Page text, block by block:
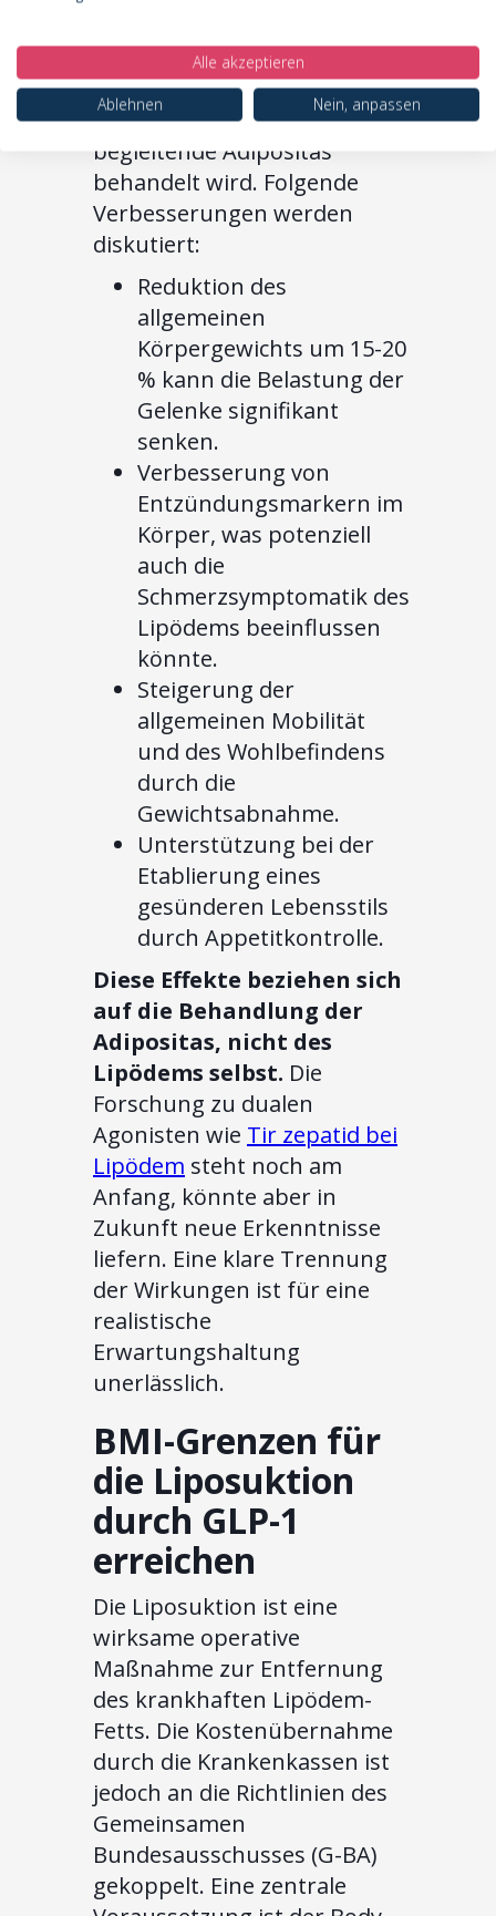
Beobachtungen deuten
jedoch auf indirekte positive
Effekte hin, wenn eine
begleitende Adipositas
behandelt wird. Folgende
Verbesserungen werden
diskutiert:
Reduktion des
allgemeinen
Körpergewichts um 15-20
% kann die Belastung der
Gelenke signifikant
senken.
Verbesserung von
Entzündungsmarkern im
Körper, was potenziell
auch die
Schmerzsymptomatik des
Lipödems beeinflussen
könnte.
Steigerung der
allgemeinen Mobilität
und des Wohlbefindens
durch die
Gewichtsabnahme.
Unterstützung bei der
Etablierung eines
gesünderen Lebensstils
durch Appetitkontrolle.
Diese Effekte beziehen sich
auf die Behandlung der
Adipositas, nicht des
Lipödems selbst. Die
Forschung zu dualen
Agonisten wie Tir zepatid bei
Lipödem steht noch am
Anfang, könnte aber in
Zukunft neue Erkenntnisse
liefern. Eine klare Trennung
der Wirkungen ist für eine
realistische
Erwartungshaltung
unerlässlich.
BMI-Grenzen für
die Liposuktion
durch GLP-1
erreichen
Die Liposuktion ist eine
wirksame operative
Maßnahme zur Entfernung
des krankhaften Lipödem-
Fetts. Die Kostenübernahme
durch die Krankenkassen ist
jedoch an die Richtlinien des
Gemeinsamen
Bundesausschusses (G-BA)
gekoppelt. Eine zentrale
Alle akzeptieren
Ablehnen
Nein, anpassen